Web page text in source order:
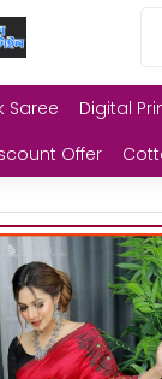
Saree Digital
Offer